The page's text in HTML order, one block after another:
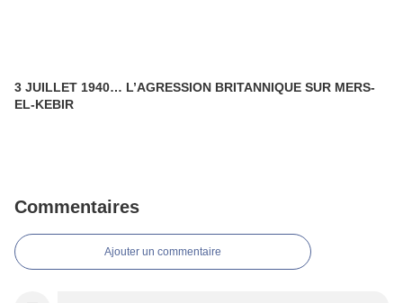
3 JUILLET 1940… L’AGRESSION BRITANNIQUE SUR MERS-
EL-KEBIR
Commentaires
Ajouter un commentaire